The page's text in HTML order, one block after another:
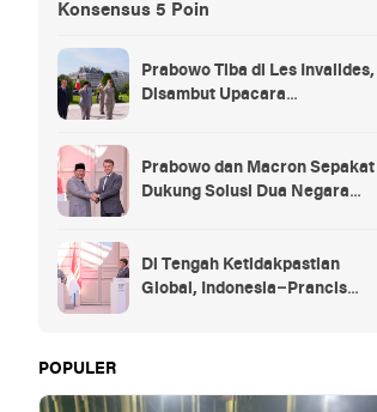
Konsensus 5 Poin
Prabowo Tiba di Les Invalides,
Disambut Upacara
Prabowo dan Macron Sepakat
Dukung Solusi Dua Negara
Di Tengah Ketidakpastian
Global, Indonesia–Prancis
POPULER